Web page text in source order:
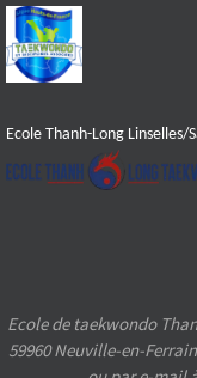
Ecole Thanh-Long Linselles/
Ecole de taekwondo
59960 Neuville-en-